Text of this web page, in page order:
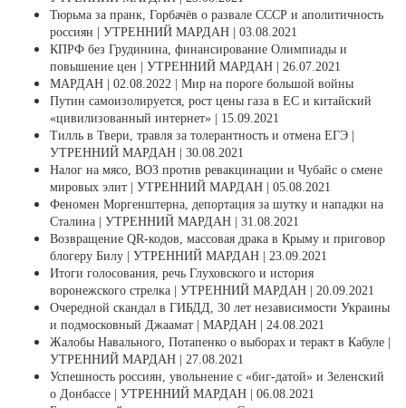
Тюрьма за пранк, Горбачёв о развале СССР и аполитичность
россиян | УТРЕННИЙ МАРДАН | 03.08.2021
КПРФ без Грудинина, финансирование Олимпиады и
повышение цен | УТРЕННИЙ МАРДАН | 26.07.2021
МАРДАН | 02.08.2022 | Мир на пороге большой войны
Путин самоизолируется, рост цены газа в ЕС и китайский
«цивилизованный интернет» | 15.09.2021
Тилль в Твери, травля за толерантность и отмена ЕГЭ |
УТРЕННИЙ МАРДАН | 30.08.2021
Налог на мясо, ВОЗ против ревакцинации и Чубайс о смене
мировых элит | УТРЕННИЙ МАРДАН | 05.08.2021
Феномен Моргенштерна, депортация за шутку и нападки на
Сталина | УТРЕННИЙ МАРДАН | 31.08.2021
Возвращение QR-кодов, массовая драка в Крыму и приговор
блогеру Билу | УТРЕННИЙ МАРДАН | 23.09.2021
Итоги голосования, речь Глуховского и история
воронежского стрелка | УТРЕННИЙ МАРДАН | 20.09.2021
Очередной скандал в ГИБДД, 30 лет независимости Украины
и подмосковный Джаамат | МАРДАН | 24.08.2021
Жалобы Навального, Потапенко о выборах и теракт в Кабуле |
УТРЕННИЙ МАРДАН | 27.08.2021
Успешность россиян, увольнение с «биг-датой» и Зеленский
о Донбассе | УТРЕННИЙ МАРДАН | 06.08.2021